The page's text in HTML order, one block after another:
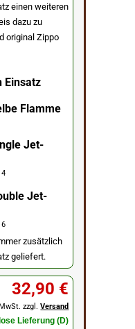
einen weiteren
dazu zu
original Zippo
Einsatz
Flamme
Jet-
Jet-
zusätzlich
geliefert.
32,90 €
zzgl.Versand
Lieferung (D)